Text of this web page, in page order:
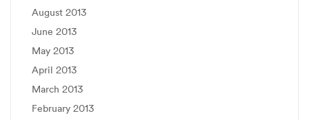
August 2013
June 2013
May 2013
April 2013
March 2013
February 2013